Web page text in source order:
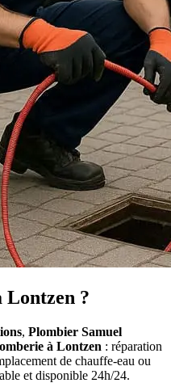
Lontzen ?
, Plombier Samuel
à Lontzen : réparation
de chauffe-eau ou
et disponible 24h/24.